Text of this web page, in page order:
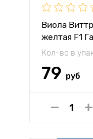
Виола
желтая F1
Кол-во в
79 руб